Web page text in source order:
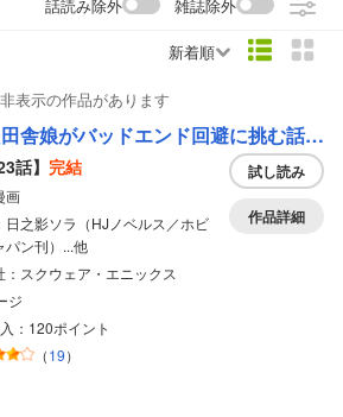
話読み除外 雑誌除外
新着順
表示の作品があります
悪役令嬢に転生した田舎娘がバッドエンド回避に挑む話 ～死にたくないのでラスボスより強くなってみた～【分冊版】
話】 完結
画
日之影ソラ（HJノベルス／ホビ
パン刊）...他
：スクウェア・エニックス
ジ
：120ポイント
（19）
試し読み
作品詳細